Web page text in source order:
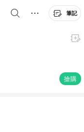
筆記
搶購